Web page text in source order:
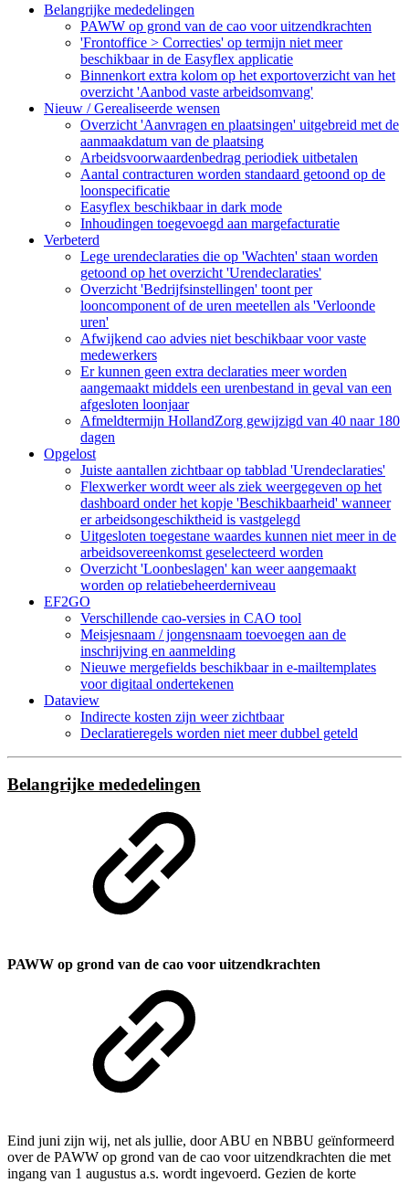
Belangrijke mededelingen
PAWW op grond van de cao voor uitzendkrachten
'Frontoffice > Correcties' op termijn niet meer
beschikbaar in de Easyflex applicatie
Binnenkort extra kolom op het exportoverzicht van het
overzicht 'Aanbod vaste arbeidsomvang'
Nieuw / Gerealiseerde wensen
Overzicht 'Aanvragen en plaatsingen' uitgebreid met de
aanmaakdatum van de plaatsing
Arbeidsvoorwaardenbedrag periodiek uitbetalen
Aantal contracturen worden standaard getoond op de
loonspecificatie
Easyflex beschikbaar in dark mode
Inhoudingen toegevoegd aan margefacturatie
Verbeterd
Lege urendeclaraties die op 'Wachten' staan worden
getoond op het overzicht 'Urendeclaraties'
Overzicht 'Bedrijfsinstellingen' toont per
looncomponent of de uren meetellen als 'Verloonde
uren'
Afwijkend cao advies niet beschikbaar voor vaste
medewerkers
Er kunnen geen extra declaraties meer worden
aangemaakt middels een urenbestand in geval van een
afgesloten loonjaar
Afmeldtermijn HollandZorg gewijzigd van 40 naar 180
dagen
Opgelost
Juiste aantallen zichtbaar op tabblad 'Urendeclaraties'
Flexwerker wordt weer als ziek weergegeven op het
dashboard onder het kopje 'Beschikbaarheid' wanneer
er arbeidsongeschiktheid is vastgelegd
Uitgesloten toegestane waardes kunnen niet meer in de
arbeidsovereenkomst geselecteerd worden
Overzicht 'Loonbeslagen' kan weer aangemaakt
worden op relatiebeheerderniveau
EF2GO
Verschillende cao-versies in CAO tool
Meisjesnaam / jongensnaam toevoegen aan de
inschrijving en aanmelding
Nieuwe mergefields beschikbaar in e-mailtemplates
voor digitaal ondertekenen
Dataview
Indirecte kosten zijn weer zichtbaar
Declaratieregels worden niet meer dubbel geteld
Belangrijke mededelingen
PAWW op grond van de cao voor uitzendkrachten
Eind juni zijn wij, net als jullie, door ABU en NBBU geïnformeerd
over de PAWW op grond van de cao voor uitzendkrachten die met
ingang van 1 augustus a.s. wordt ingevoerd. Gezien de korte